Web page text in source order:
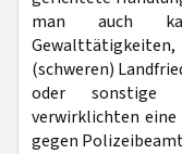
man auch
(schweren)
oder sonstige
verwirklichten
gegen